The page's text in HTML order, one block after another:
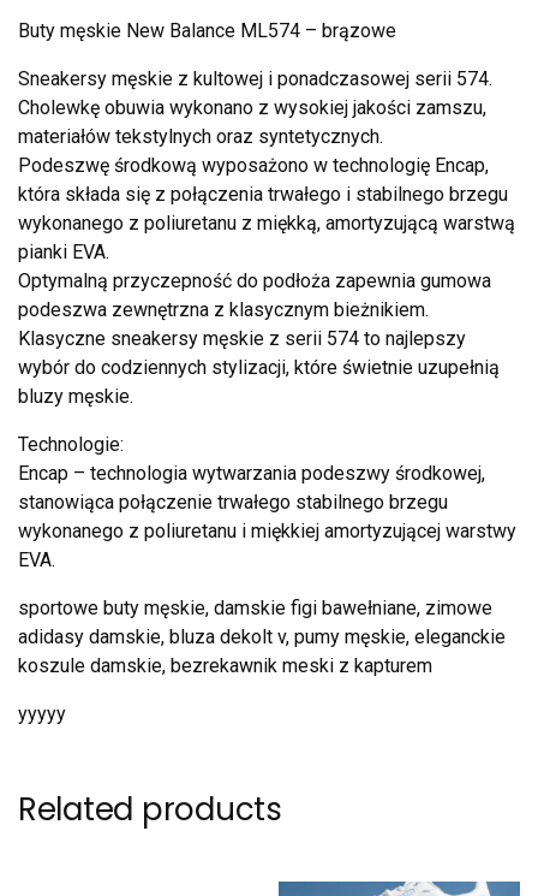
Buty męskie New Balance ML574 – brązowe
Sneakersy męskie z kultowej i ponadczasowej serii 574.
Cholewkę obuwia wykonano z wysokiej jakości zamszu,
materiałów tekstylnych oraz syntetycznych.
Podeszwę środkową wyposażono w technologię Encap,
która składa się z połączenia trwałego i stabilnego brzegu
wykonanego z poliuretanu z miękką, amortyzującą warstwą
pianki EVA.
Optymalną przyczepność do podłoża zapewnia gumowa
podeszwa zewnętrzna z klasycznym bieżnikiem.
Klasyczne sneakersy męskie z serii 574 to najlepszy
wybór do codziennych stylizacji, które świetnie uzupełnią
bluzy męskie.
Technologie:
Encap – technologia wytwarzania podeszwy środkowej,
stanowiąca połączenie trwałego stabilnego brzegu
wykonanego z poliuretanu i miękkiej amortyzującej warstwy
EVA.
sportowe buty męskie, damskie figi bawełniane, zimowe
adidasy damskie, bluza dekolt v, pumy męskie, eleganckie
koszule damskie, bezrekawnik meski z kapturem
yyyyy
Related products